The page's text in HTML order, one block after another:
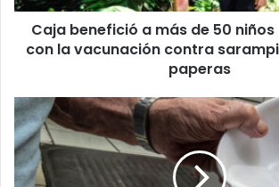
Siquirres
con
sarampión,
rubéola
y
paperas
Caja benefició a más de 50
con la vacunación contra
paperas
¿Vive
en
San
Rafael
de